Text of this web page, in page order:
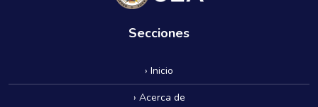
Secciones
› Inicio
› Acerca de